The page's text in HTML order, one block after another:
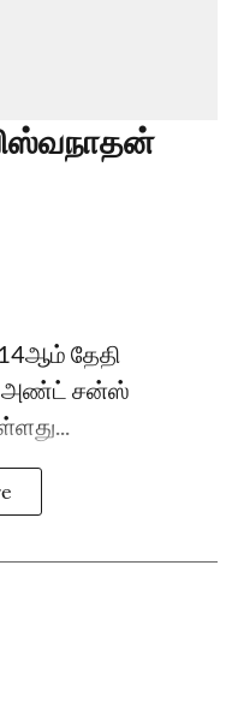
14ஆம் தேதி
அண்ட் சன்ஸ்